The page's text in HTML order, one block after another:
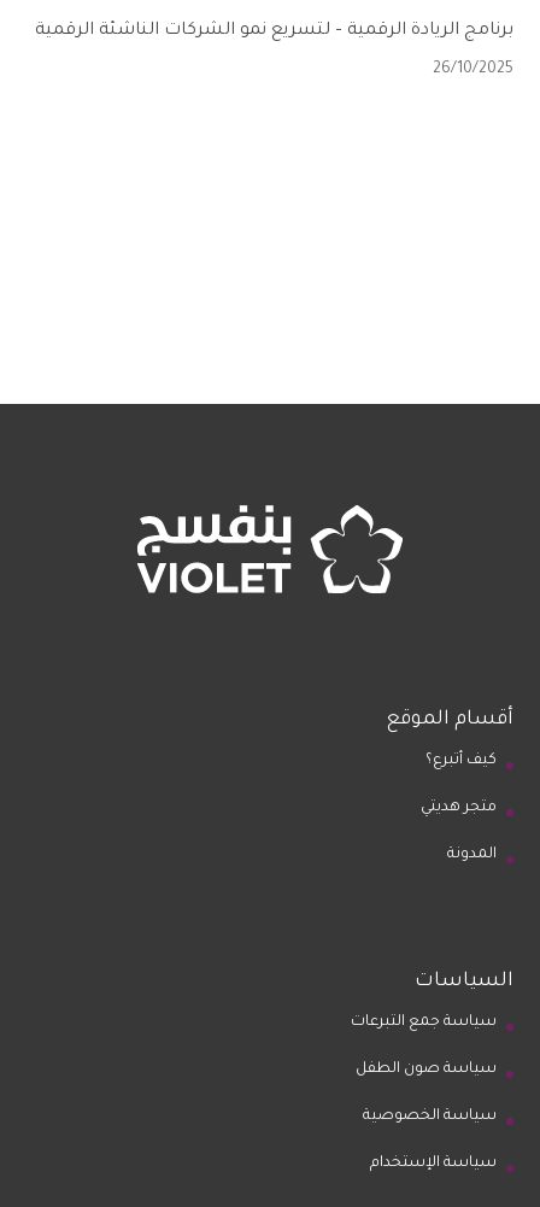
برنامج الريادة الرقمية – لتسريع نمو الشركات الناشئة الرقمية
26/10/2025
أقسام الموقع
كيف أتبرع؟
متجر هديتي
المدونة
السياسات
سياسة جمع التبرعات
سياسة صون الطفل
سياسة الخصوصية
سياسة الإستخدام